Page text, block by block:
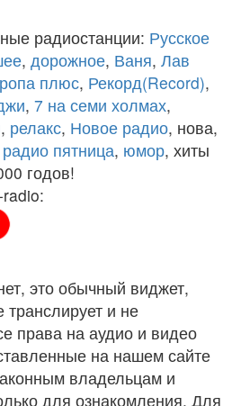
радиостанции: Русское
, дорожное, Ваня, Лав
плюс, Рекорд(Record),
, 7 на семи холмах,
, релакс, Новое радио, нова,
радио пятница, юмор, хиты
годов!
это обычный виджет,
транслирует и не
права на аудио и видео
на нашем сайте
владельцам и
для ознакомления. Для